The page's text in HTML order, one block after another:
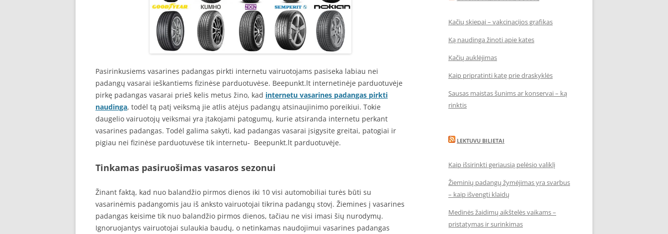
Pasirinkusiems vasarines padangas pirkti internetu vairuotojams pasiseka labiau nei
padangų vasarai ieškantiems fizinėse parduotuvėse. Beepunkt.lt internetinėje parduotuvėje
pirkę padangas vasarai prieš kelis metus žino, kad internetu vasarines padangas pirkti
naudinga, todėl tą patį veiksmą jie atlis atėjus padangų atsinaujinimo poreikiui. Tokie
daugelio vairuotojų veiksmai yra įtakojami patogumų, kurie atsiranda internetu perkant
vasarines padangas. Todėl galima sakyti, kad padangas vasarai įsigysite greitai, patogiai ir
pigiau nei fizinėse parduotuvėse tik internetu- Beepunkt.lt parduotuvėje.
Tinkamas pasiruošimas vasaros sezonui
Žinant faktą, kad nuo balandžio pirmos dienos iki 10 visi automobiliai turės būti su
vasarinėmis padangomis jau iš anksto vairuotojai tikrina padangų stovį. Žiemines į vasarines
padangas keisime tik nuo balandžio pirmos dienos, tačiau ne visi imasi šių nurodymų.
Ignoruojantys vairuotojai sulaukia baudų, o netinkamas naudojimui vasarines padangas
Kačių skiepai – vakcinacijos grafikas
Ką naudinga žinoti apie kates
Kačių auklėjimas
Kaip pripratinti katę prie draskyklės
Sausas maistas šunims ar konservai – ką
rinktis
LEKTUVU BILIETAI
Kaip išsirinkti geriausią pelėsio valiklį
Žieminių padangų žymėjimas yra svarbus
– kaip išvengti klaidų
Medinės žaidimų aikštelės vaikams –
pristatymas ir surinkimas